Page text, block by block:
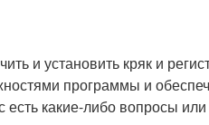
и установить кряк и
программы и
какие-либо вопросы